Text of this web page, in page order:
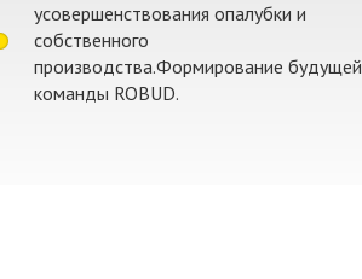
усовершенствования опалубки и
собственного
производства.Формирование будущей
команды ROBUD.